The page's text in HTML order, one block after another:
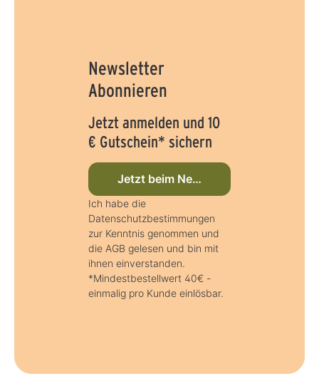
Newsletter
Abonnieren
Jetzt anmelden und 10
€ Gutschein* sichern
Jetzt beim Newsletter anmelden
Ich habe die
Datenschutzbestimmungen
zur Kenntnis genommen und
die AGB gelesen und bin mit
ihnen einverstanden.
*Mindestbestellwert 40€ -
einmalig pro Kunde einlösbar.